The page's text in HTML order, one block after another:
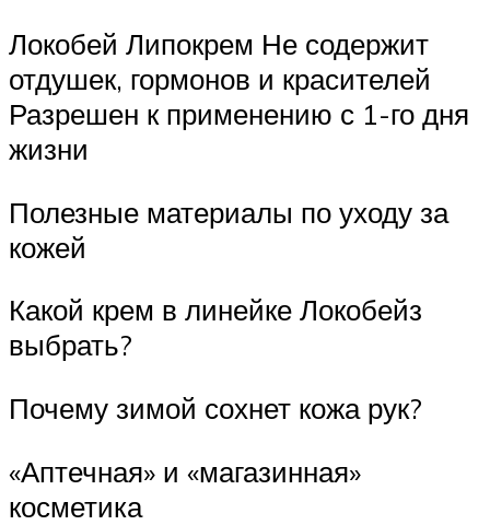
Локобей Липокрем Не содержит
отдушек, гормонов и красителей
Разрешен к применению с 1-го дня
жизни
Полезные материалы по уходу за
кожей
Какой крем в линейке Локобейз
выбрать?
Почему зимой сохнет кожа рук?
«Аптечная» и «магазинная»
косметика